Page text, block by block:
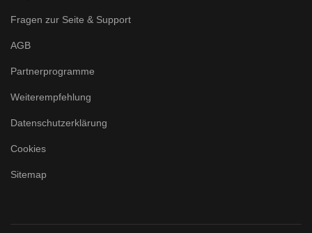
Fragen zur Seite & Support
AGB
Partnerprogramme
Weiterempfehlung
Datenschutzerklärung
Cookies
Sitemap